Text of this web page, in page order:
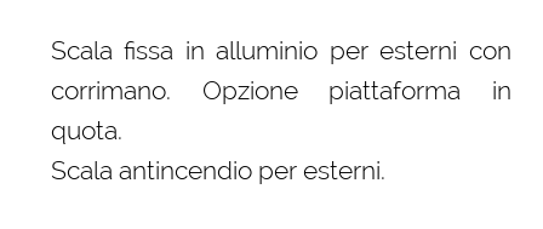
Scala fissa in alluminio per esterni con
corrimano. Opzione piattaforma in
quota.
Scala antincendio per esterni.